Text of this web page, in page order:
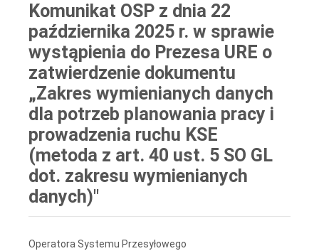
Komunikat OSP z dnia 22
października 2025 r. w sprawie
wystąpienia do Prezesa URE o
zatwierdzenie dokumentu
„Zakres wymienianych danych
dla potrzeb planowania pracy i
prowadzenia ruchu KSE
(metoda z art. 40 ust. 5 SO GL
dot. zakresu wymienianych
danych)"
Operatora Systemu Przesyłowego